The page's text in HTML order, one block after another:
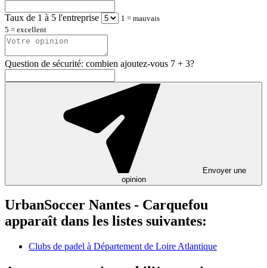
Taux de 1 à 5 l'entreprise
1 = mauvais
5 = excellent
Question de sécurité: combien ajoutez-vous 7 + 3?
Envoyer une
opinion
UrbanSoccer Nantes - Carquefou
apparaît dans les listes suivantes:
Clubs de padel à Département de Loire Atlantique